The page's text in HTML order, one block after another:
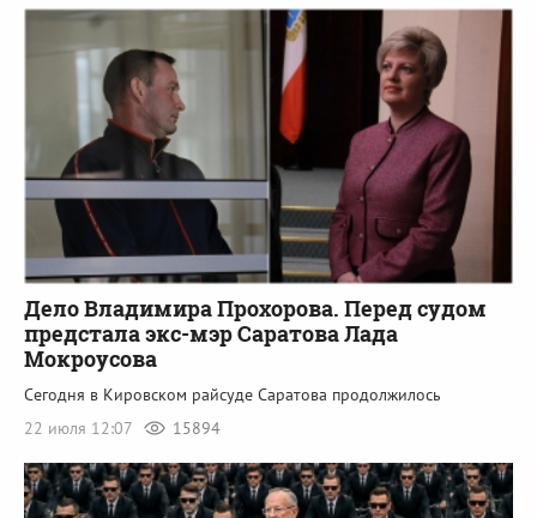
Дело Владимира Прохорова. Перед судом
предстала экс-мэр Саратова Лада
Мокроусова
Сегодня в Кировском райсуде Саратова продолжилось
22 июля 12:07
15894